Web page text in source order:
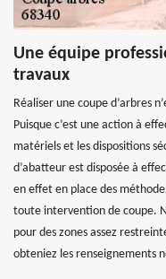
Une équipe
travaux
Réaliser une coupe d’arbres
Puisque c’est une action à
matériels et les dispositions
d’abatteur est disposée à
en effet en place des
toute intervention de coupe.
pour des zones assez
obteniez les renseignements